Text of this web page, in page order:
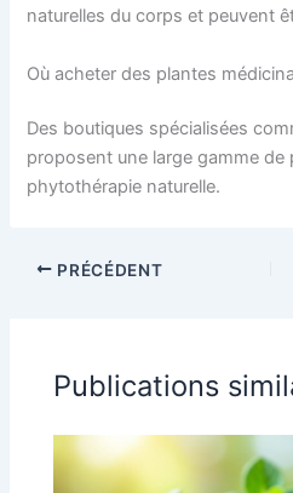
naturelles du corps et peuvent
Où acheter des plantes
Des boutiques spécialisées
proposent une large gamme de
phytothérapie naturelle.
PRÉCÉDENT
Publications